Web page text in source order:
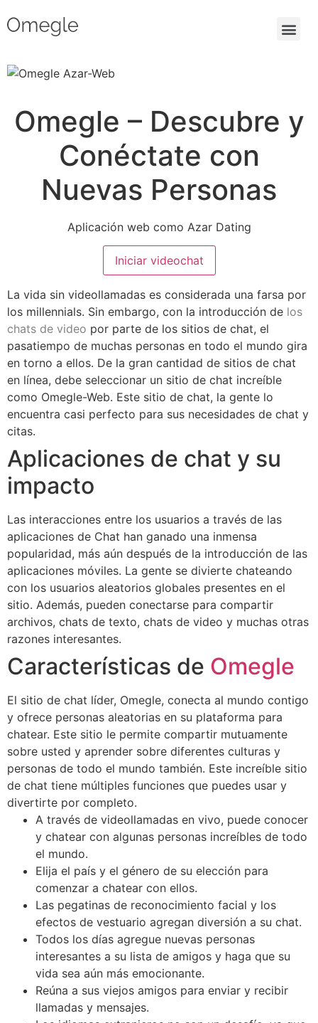
Omegle – Descubre y
Conéctate con
Nuevas Personas
Aplicación web como Azar Dating
Iniciar videochat
La vida sin videollamadas es considerada una farsa por
los millennials. Sin embargo, con la introducción de los
chats de video por parte de los sitios de chat, el
pasatiempo de muchas personas en todo el mundo gira
en torno a ellos. De la gran cantidad de sitios de chat
en línea, debe seleccionar un sitio de chat increíble
como Omegle-Web. Este sitio de chat, la gente lo
encuentra casi perfecto para sus necesidades de chat y
citas.
Aplicaciones de chat y su
impacto
Las interacciones entre los usuarios a través de las
aplicaciones de Chat han ganado una inmensa
popularidad, más aún después de la introducción de las
aplicaciones móviles. La gente se divierte chateando
con los usuarios aleatorios globales presentes en el
sitio. Además, pueden conectarse para compartir
archivos, chats de texto, chats de video y muchas otras
razones interesantes.
Características de Omegle
El sitio de chat líder, Omegle, conecta al mundo contigo
y ofrece personas aleatorias en su plataforma para
chatear. Este sitio le permite compartir mutuamente
sobre usted y aprender sobre diferentes culturas y
personas de todo el mundo también. Este increíble sitio
de chat tiene múltiples funciones que puedes usar y
divertirte por completo.
A través de videollamadas en vivo, puede conocer
y chatear con algunas personas increíbles de todo
el mundo.
Elija el país y el género de su elección para
comenzar a chatear con ellos.
Las pegatinas de reconocimiento facial y los
efectos de vestuario agregan diversión a su chat.
Todos los días agregue nuevas personas
interesantes a su lista de amigos y haga que su
vida sea aún más emocionante.
Reúna a sus viejos amigos para enviar y recibir
llamadas y mensajes.